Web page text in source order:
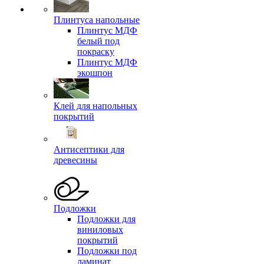
Плинтуса напольные
Плинтус МДФ
белый под
покраску
Плинтус МДФ
экошпон
Клей для напольных
покрытий
Антисептики для
древесины
Подложки
Подложки для
виниловых
покрытий
Подложки под
ламинат